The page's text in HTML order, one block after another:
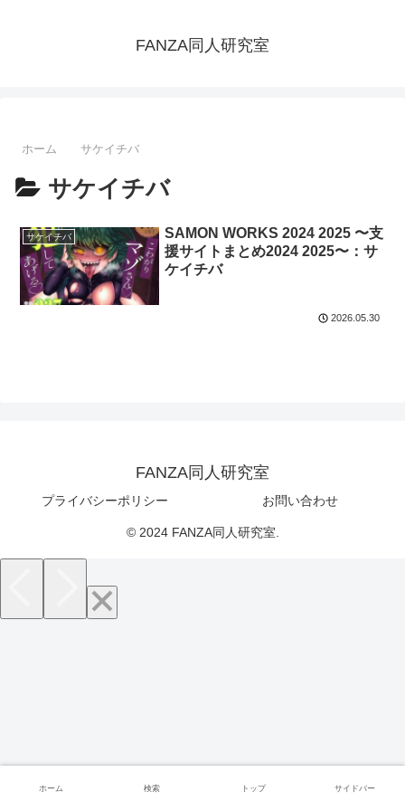
FANZA同人研究室
ホーム サケイチバ
サケイチバ
サケイチバ
SAMON WORKS 2024 2025 〜支
援サイトまとめ2024 2025〜：サ
ケイチバ
2026.05.30
FANZA同人研究室
プライバシーポリシー お問い合わせ
© 2024 FANZA同人研究室.
ホーム 検索 トップ サイドバー